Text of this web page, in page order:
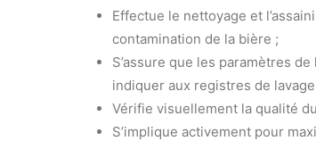
Effectue le nettoyage et
contamination de la bière ;
S’assure que les paramètres
indiquer aux registres de
Vérifie visuellement la qualité
S’implique activement pour